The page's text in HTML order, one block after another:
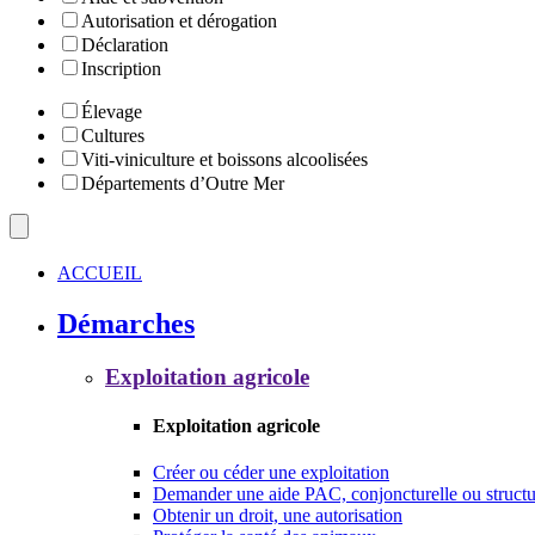
Autorisation et dérogation
Déclaration
Inscription
Élevage
Cultures
Viti-viniculture et boissons alcoolisées
Départements d’Outre Mer
ACCUEIL
Démarches
Exploitation agricole
Exploitation agricole
Créer ou céder une exploitation
Demander une aide PAC, conjoncturelle ou
Obtenir un droit, une autorisation